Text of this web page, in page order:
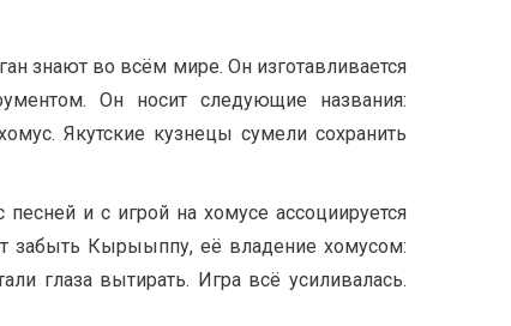
знают во всём мире. Он изготавливается
Он носит следующие названия:
Якутские кузнецы сумели сохранить
и с игрой на хомусе ассоциируется
забыть Кырыыппу, её владение хомусом:
глаза вытирать. Игра всё усиливалась.